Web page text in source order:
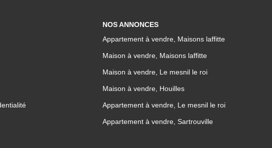
NOS ANNONCES
Appartement à vendre, Maisons laffitte
Maison à vendre, Maisons laffitte
Maison à vendre, Le mesnil le roi
Maison à vendre, Houilles
Appartement à vendre, Le mesnil le roi
Appartement à vendre, Sartrouville